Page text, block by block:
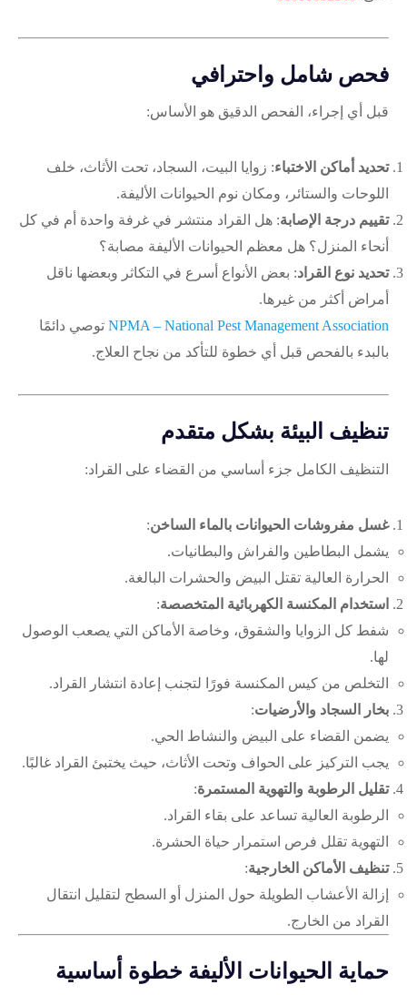
فحص شامل واحترافي
قبل أي إجراء، الفحص الدقيق هو الأساس:
تحديد أماكن الاختباء: زوايا البيت، السجاد، تحت الأثاث، خلف
اللوحات والستائر، ومكان نوم الحيوانات الأليفة.
تقييم درجة الإصابة: هل القراد منتشر في غرفة واحدة أم في كل
أنحاء المنزل؟ هل معظم الحيوانات الأليفة مصابة؟
تحديد نوع القراد: بعض الأنواع أسرع في التكاثر وبعضها ناقل
أمراض أكثر من غيرها.
NPMA – National Pest Management Association توصي دائمًا
بالبدء بالفحص قبل أي خطوة للتأكد من نجاح العلاج.
تنظيف البيئة بشكل متقدم
التنظيف الكامل جزء أساسي من القضاء على القراد:
غسل مفروشات الحيوانات بالماء الساخن:
يشمل البطاطين والفراش والبطانيات.
الحرارة العالية تقتل البيض والحشرات البالغة.
استخدام المكنسة الكهربائية المتخصصة:
شفط كل الزوايا والشقوق، وخاصة الأماكن التي يصعب الوصول
لها.
التخلص من كيس المكنسة فورًا لتجنب إعادة انتشار القراد.
بخار السجاد والأرضيات:
يضمن القضاء على البيض والنشاط الحي.
يجب التركيز على الحواف وتحت الأثاث، حيث يختبئ القراد غالبًا.
تقليل الرطوبة والتهوية المستمرة:
الرطوبة العالية تساعد على بقاء القراد.
التهوية تقلل فرص استمرار حياة الحشرة.
تنظيف الأماكن الخارجية:
إزالة الأعشاب الطويلة حول المنزل أو السطح لتقليل انتقال
القراد من الخارج.
حماية الحيوانات الأليفة خطوة أساسية